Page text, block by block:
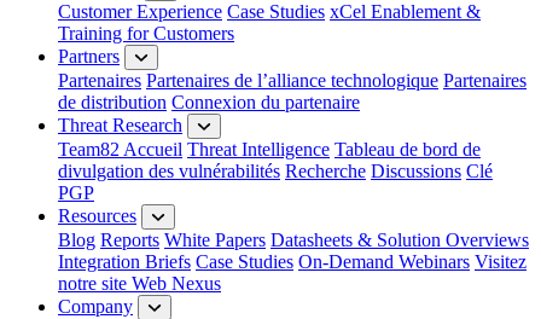
Customer Experience Case Studies xCel Enablement &
Training for Customers
Partners
Partenaires Partenaires de l’alliance technologique Partenaires
de distribution Connexion du partenaire
Threat Research
Team82 Accueil Threat Intelligence Tableau de bord de
divulgation des vulnérabilités Recherche Discussions Clé
PGP
Resources
Blog Reports White Papers Datasheets & Solution Overviews
Integration Briefs Case Studies On-Demand Webinars Visitez
notre site Web Nexus
Company